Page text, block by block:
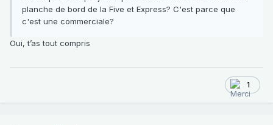
planche de bord de la Five et Express? C'est parce que
c'est une commerciale?
Oui, t’as tout compris
1